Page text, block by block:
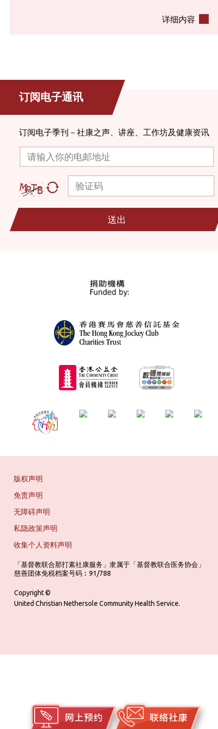
详细内容
订阅电子通讯
订阅电子季刊－社康之声、讲座、工作坊及健康资讯
请输入你的电邮地址
验证码
送出
版权声明
免责声明
无障碍声明
私隐政策声明
收集个人资料声明
「基督教联合那打素社康服务」隶属于「基督教联合医务协会」
慈善团体免税档案号码︰91/788
Copyright ©
United Christian Nethersole Community Health Service.